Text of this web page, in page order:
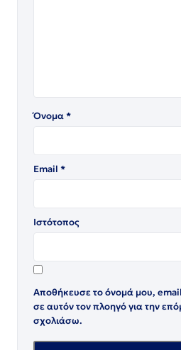
Όνομα*
Email *
Ιστότοπος
Αποθήκευσε το όνομά μου,
σε αυτόν τον πλοηγό για την
σχολιάσω.